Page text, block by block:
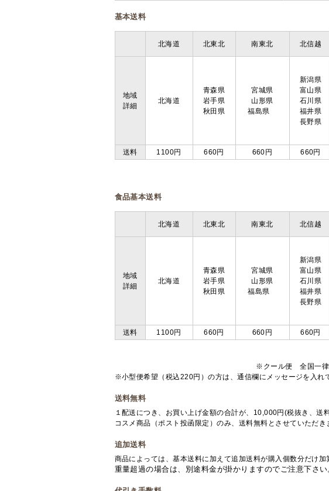
基本送料
北海道 北東北 南東北 北信越
地域
詳細
北海道
青森県
岩手県
秋田県
宮城県
山形県
福島県
新潟県
富山県
石川県
福井県
長野県
送料 1100円 660円 660円 660円
食品基本送料
北海道 北東北 南東北 北信越
地域
詳細
北海道
青森県
岩手県
秋田県
宮城県
山形県
福島県
新潟県
富山県
石川県
福井県
長野県
送料 1100円 660円 660円 660円
※クール便 全国一律
※小型便希望（税込220円）の方は、通信欄にメッセージを入れ
送料無料
１配送につき、お買い上げ金額の合計が、10,000円(税抜き、送
コスメ商品（ポスト投函限定）のみ、送料無料とさせていただき
追加送料
商品によっては、基本送料に加えて追加送料が購入個数分だけ
重量超過の場合は、別途料金が掛かりますのでご注意下さい